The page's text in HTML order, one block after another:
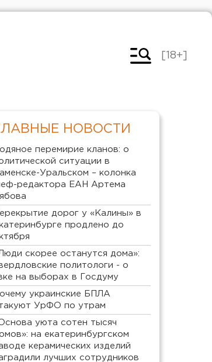
[18+]
НОВОСТИ
перемирие кланов: о
ситуации в
Уральском – колонка
редактора ЕАН Артема
дорог у «Калины» в
продлено до
скорее останутся дома»:
политологи - о
на выборах в Госдуму
украинские БПЛА
УрФО по утрам
уюта сотен тысяч
на екатеринбургском
керамических изделий
лучших сотрудников